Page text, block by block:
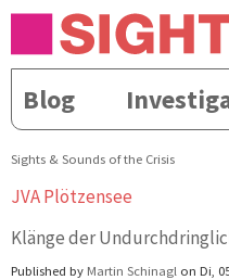
Direkt
Skip to
navigation
Hauptmenü
Blog
Sights & Sounds of the Crisis
JVA Plötzensee
Klänge der
Published by Martin Schinagl on Di,